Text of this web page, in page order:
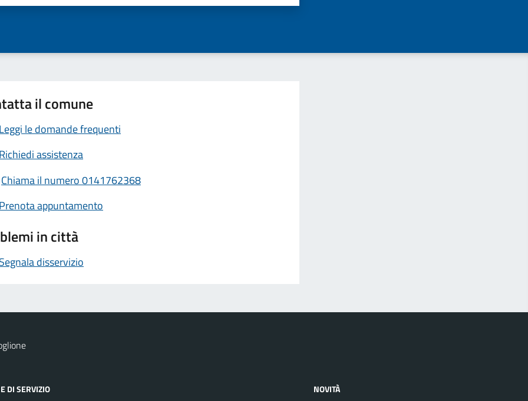
il comune
le domande frequenti
assistenza
Chiama il numero 0141762368
appuntamento
in città
disservizio
DI SERVIZIO NOVITÀ